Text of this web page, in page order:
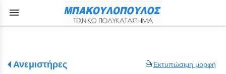
menu
Εκτυπώσιμη μορφή
Ανεμιστήρες